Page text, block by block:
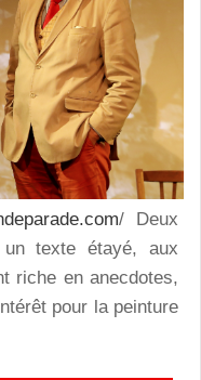
/ Deux
un texte étayé, aux
riche en anecdotes,
pour la peinture